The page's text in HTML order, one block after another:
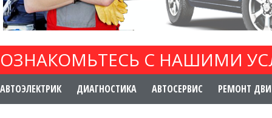
ОЗНАКОМЬТЕСЬ С НАШИМИ
АВТОЭЛЕКТРИК ДИАГНОСТИКА АВТОСЕРВИС РЕМОНТ